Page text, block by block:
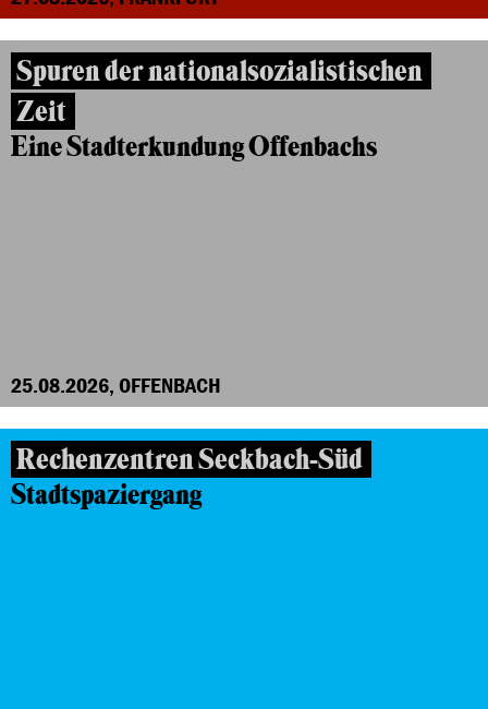
Spuren der nationalsozialistischen
Zeit
Eine Stadterkundung Offenbachs
25.08.2026, OFFENBACH
Rechenzentren Seckbach-Süd
Stadtspaziergang